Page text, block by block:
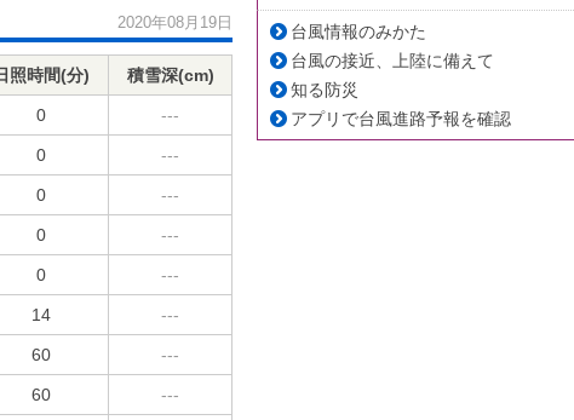
2020年08月19日
照時間(分) 積雪深(cm)
0 ---
0 ---
0 ---
0 ---
0 ---
14 ---
60 ---
60 ---
台風情報のみかた
台風の接近、上陸に備えて
知る防災
アプリで台風進路予報を確認